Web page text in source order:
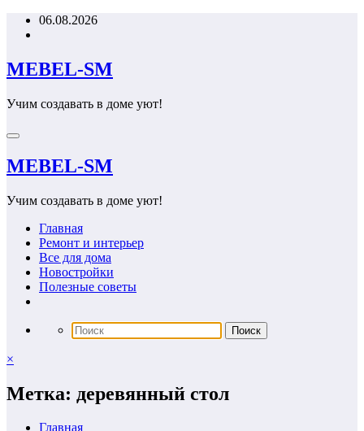
Перейти06.08.2026
MEBEL-SM
Учим создавать в доме уют!
MEBEL-SM
Учим создавать в доме уют!
Главная
Ремонт и интерьер
Все для дома
Новостройки
Полезные советы
×
Метка: деревянный стол
Главная